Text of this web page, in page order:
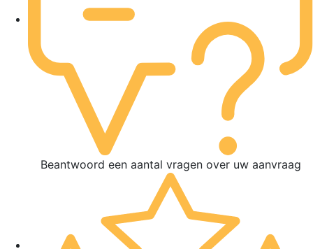
Beantwoord een aantal vragen over uw aanvraag